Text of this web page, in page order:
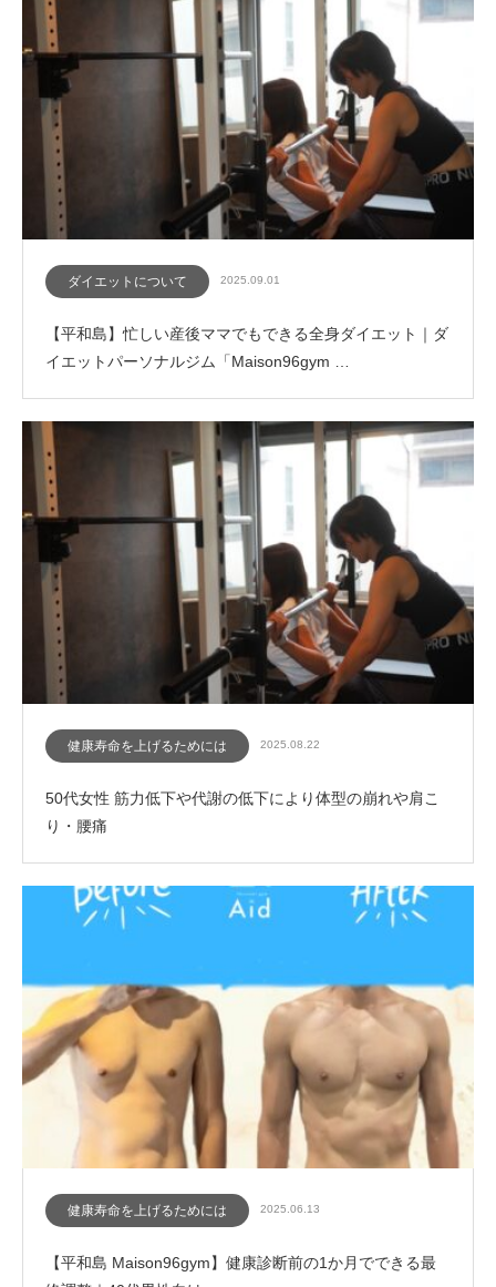
ダイエットについて 2025.09.01
【平和島】忙しい産後ママでもできる全身ダイエット｜ダ
イエットパーソナルジム「Maison96gym …
健康寿命を上げるためには 2025.08.22
50代女性 筋力低下や代謝の低下により体型の崩れや肩こ
り・腰痛
健康寿命を上げるためには 2025.06.13
【平和島 Maison96gym】健康診断前の1か月でできる最